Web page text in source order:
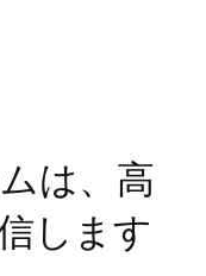
は、高
します